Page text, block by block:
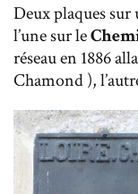
Deux plaques
l’une sur le
réseau en 1886
Chamond ),